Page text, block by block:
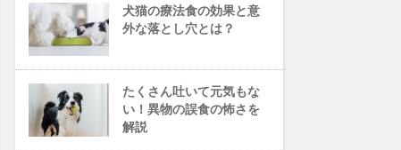
犬猫の療法食の効果と意
外な落とし穴とは？
たくさん吐いて元気もな
い！異物の誤食の怖さを
解説